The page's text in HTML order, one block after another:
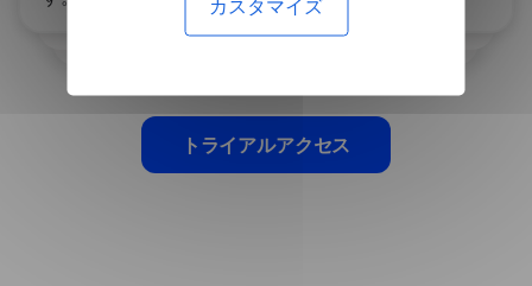
カスタマイズ
トライアルアクセス